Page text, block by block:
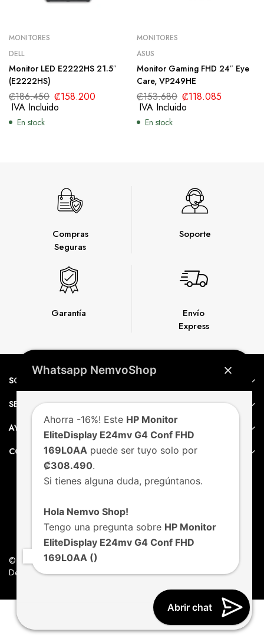
MONITORES
DELL
Monitor LED E2222HS 21.5″
(E2222HS)
₡186.450 ₡158.200
IVA Incluido
En stock
MONITORES
ASUS
Monitor Gaming FHD 24″ Eye
Care, VP249HE
₡153.680 ₡118.085
IVA Incluido
En stock
Garantía
Compras
Seguras
Envío
Express
Soporte
SOBRE NEMVO
SERVICIO AL CLIENTE
AYUDA
CONTACTO
© Nemvo. Todos los derechos Reservados.
Design by Nemvo Agency
Whatsapp NemvoShop
Ahorra -16%! Este HP Monitor
EliteDisplay E24mv G4 Conf FHD
169L0AA puede ser tuyo solo por
₡308.490.
Si tienes alguna duda, pregúntanos.
Hola Nemvo Shop!
Tengo una pregunta sobre HP Monitor
EliteDisplay E24mv G4 Conf FHD
169L0AA ()
Abrir chat